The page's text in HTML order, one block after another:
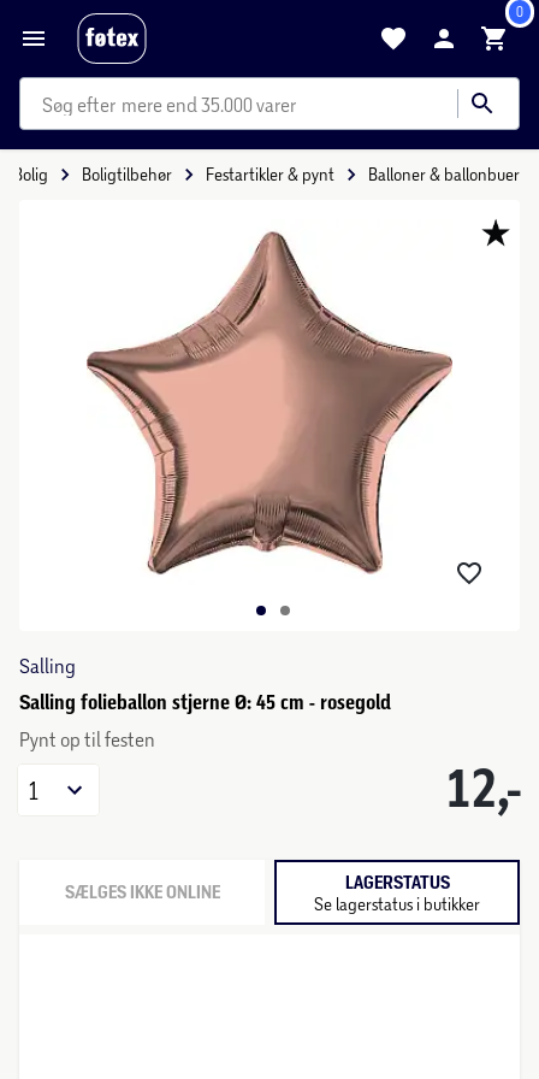
0
mere end 35.000 varer
Bolig Boligtilbehør Festartikler & pynt Balloner & ballonbuer
Salling
Salling folieballon stjerne Ø: 45 cm - rosegold
Pynt op til festen
12,-
1
SÆLGES IKKE ONLINE LAGERSTATUS
Se lagerstatus i butikker